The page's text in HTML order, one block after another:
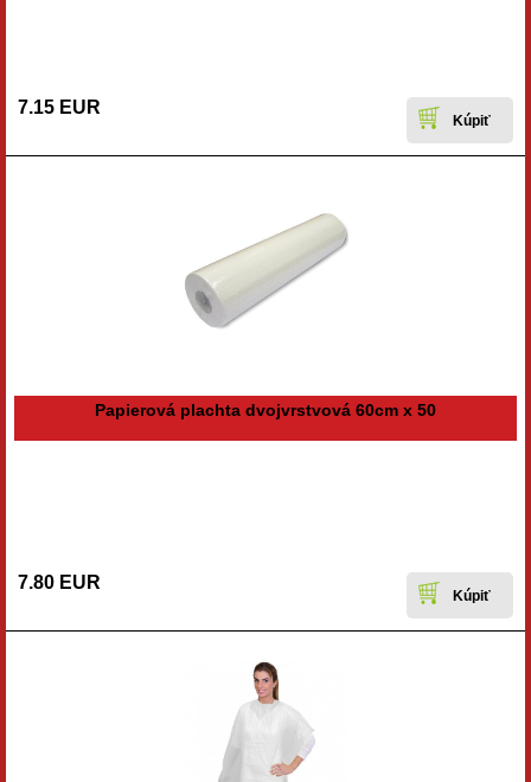
7.15 EUR
Papierová plachta dvojvrstvová 60cm x 50
7.80 EUR